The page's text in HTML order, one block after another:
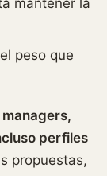
mantener la
peso que
perfiles
propuestas,